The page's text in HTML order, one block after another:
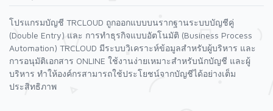
โปรแกรมบัญชี TRCLOUD ถูกออกแบบบนรากฐานระบบบัญชีคู่
(Double Entry) และ การทำธุรกิจแบบอัตโนมัติ (Business Process
Automation) TRCLOUD มีระบบวิเคราะห์ข้อมูลสำหรับผู้บริหาร และ
การอนุมัติเอกสาร ONLINE ใช้งานง่ายเหมาะสำหรับนักบัญชี และผู้
บริหาร ทำให้องค์กรสามารถใช้ประโยชน์จากบัญชีได้อย่างเต็ม
ประสิทธิภาพ